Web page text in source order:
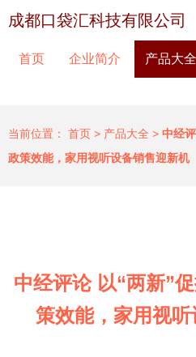
成都口袋汇科技有限公司
首页 企业简介 产品大全
当前位置： 首页 > 产品大全 > 中经
政策效能，家用视听设备销售迎新机
中经评论 以“两新”
策效能，家用视